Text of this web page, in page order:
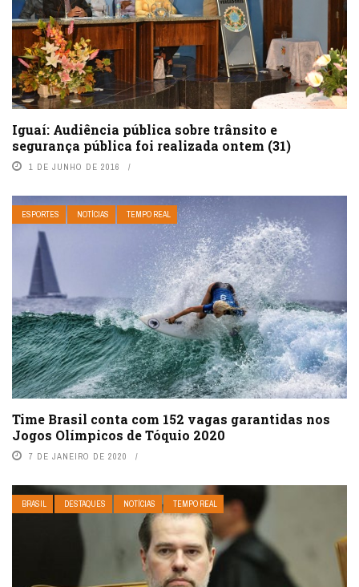
Iguaí: Audiência pública sobre trânsito e
segurança pública foi realizada ontem (31)
1 DE JUNHO DE 2016
ESPORTES NOTÍCIAS TEMPO REAL
Time Brasil conta com 152 vagas garantidas nos
Jogos Olímpicos de Tóquio 2020
7 DE JANEIRO DE 2020
BRASIL DESTAQUES NOTÍCIAS TEMPO REAL